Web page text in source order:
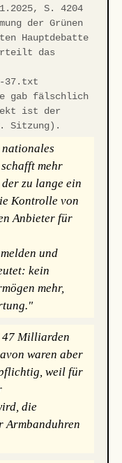
S. 4204
der Grünen
Hauptdebatte
erteilt das
37.txt
gab fälschlich
ist der
Sitzung).
nationales
mehr
zu lange ein
Kontrolle von
Anbieter für
und
kein
mehr,
47 Milliarden
waren aber
weil für
die
Armbanduhren